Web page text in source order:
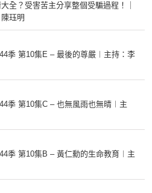
全？受害苦主分享整個受騙過程！｜
珏明
季 第10集E – 最後的尊嚴︱主持：李
季 第10集C – 也無風雨也無晴︱主
季 第10集B – 黃仁勳的生命教育︱主